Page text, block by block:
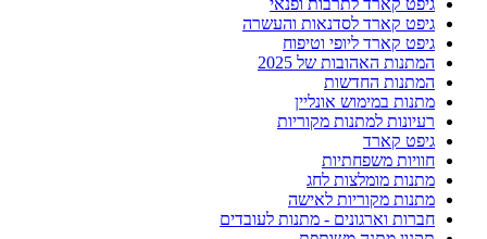
גיפט קארד לתרבות ופנאי
גיפט קארד לסדנאות והעשרה
גיפט קארד ליופי וטיפוח
המתנות האהובות של 2025
המתנות החדשות
מתנות במימוש אונליין
רעיונות למתנות מקוריות
גיפט קארד
חוויות משפחתיות
מתנות מומלצות לחג
מתנות מקוריות לאישה
חברות וארגונים - מתנות לעובדים